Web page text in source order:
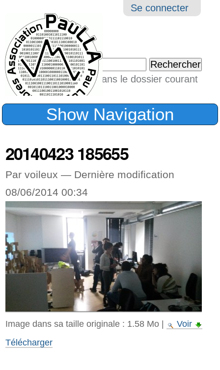
Outils
Se connecter
Chercher par
Seulement dans le dossier courant
Recherche
Show Navigation
20140423 185655
Par voileux — Dernière modification
08/06/2014 00:34
Image dans sa taille originale : 1.58 Mo|
Voir
Télécharger